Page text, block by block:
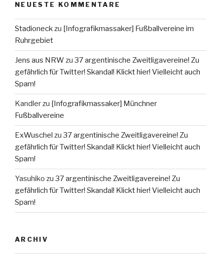
NEUESTE KOMMENTARE
Stadioneckzu [Infografikmassaker] Fußballvereine im
Ruhrgebiet
Jens aus NRW zu 37 argentinische Zweitligavereine! Zu
gefährlich für Twitter! Skandal! Klickt hier! Vielleicht auch
Spam!
Kandlerzu [Infografikmassaker] Münchner
Fußballvereine
ExWuschel zu 37 argentinische Zweitligavereine! Zu
gefährlich für Twitter! Skandal! Klickt hier! Vielleicht auch
Spam!
Yasuhiko zu 37 argentinische Zweitligavereine! Zu
gefährlich für Twitter! Skandal! Klickt hier! Vielleicht auch
Spam!
ARCHIV